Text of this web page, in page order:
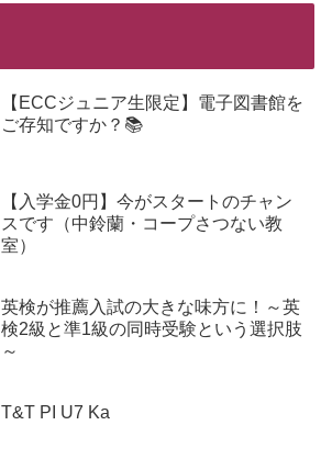
【ECCジュニア生限定】電子図書館を
ご存知ですか？📚
【入学金0円】今がスタートのチャン
スです（中鈴蘭・コープさつない教
室）
英検が推薦入試の大きな味方に！～英
検2級と準1級の同時受験という選択肢
～
T&T PI U7 Ka